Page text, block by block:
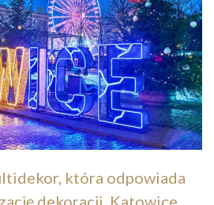
która odpowiada